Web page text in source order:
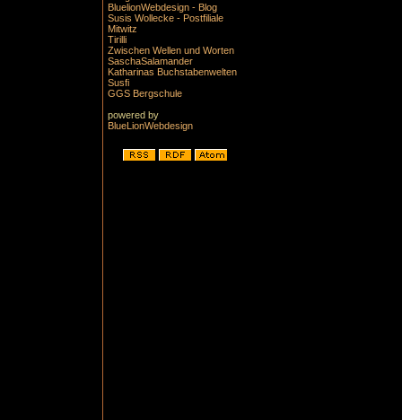
BluelionWebdesign - Blog
Susis Wollecke - Postfiliale
Mitwitz
Tirilli
Zwischen Wellen und Worten
SaschaSalamander
Katharinas Buchstabenwelten
Susfi
GGS Bergschule
powered by
BlueLionWebdesign